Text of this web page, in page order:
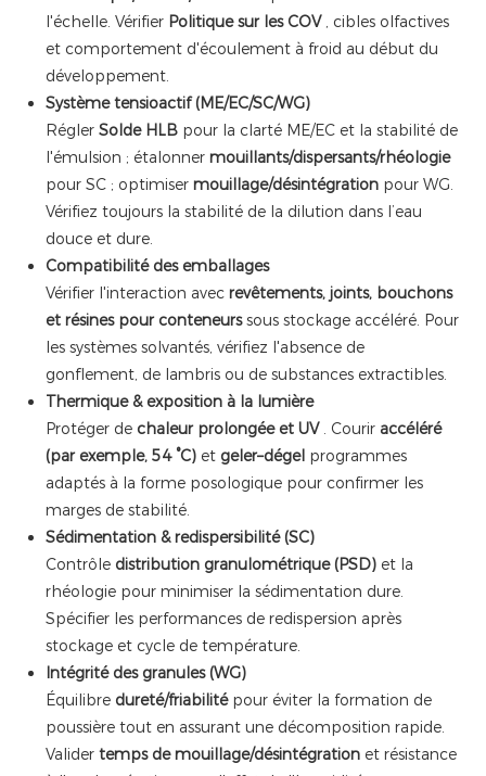
l'échelle. Vérifier Politique sur les COV , cibles olfactives
et comportement d'écoulement à froid au début du
développement.
Système tensioactif (ME/EC/SC/WG)
Régler Solde HLB pour la clarté ME/EC et la stabilité de
l'émulsion ; étalonner mouillants/dispersants/rhéologie
pour SC ; optimiser mouillage/désintégration pour WG.
Vérifiez toujours la stabilité de la dilution dans l’eau
douce et dure.
Compatibilité des emballages
Vérifier l'interaction avec revêtements, joints, bouchons
et résines pour conteneurssous stockage accéléré. Pour
les systèmes solvantés, vérifiez l'absence de
gonflement, de lambris ou de substances extractibles.
Thermique & exposition à la lumière
Protéger de chaleur prolongée et UV . Courir accéléré
(par exemple, 54 °C) et geler–dégel programmes
adaptés à la forme posologique pour confirmer les
marges de stabilité.
Sédimentation & redispersibilité (SC)
Contrôle distribution granulométrique (PSD) et la
rhéologie pour minimiser la sédimentation dure.
Spécifier les performances de redispersion après
stockage et cycle de température.
Intégrité des granules (WG)
Équilibre dureté/friabilité pour éviter la formation de
poussière tout en assurant une décomposition rapide.
Valider temps de mouillage/désintégration et résistance